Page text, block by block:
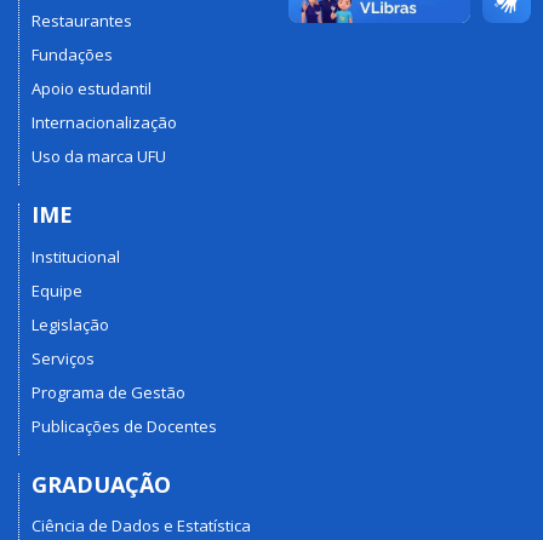
Restaurantes
Fundações
Apoio estudantil
Internacionalização
Uso da marca UFU
IME
Institucional
Equipe
Legislação
Serviços
Programa de Gestão
Publicações de Docentes
GRADUAÇÃO
Ciência de Dados e Estatística